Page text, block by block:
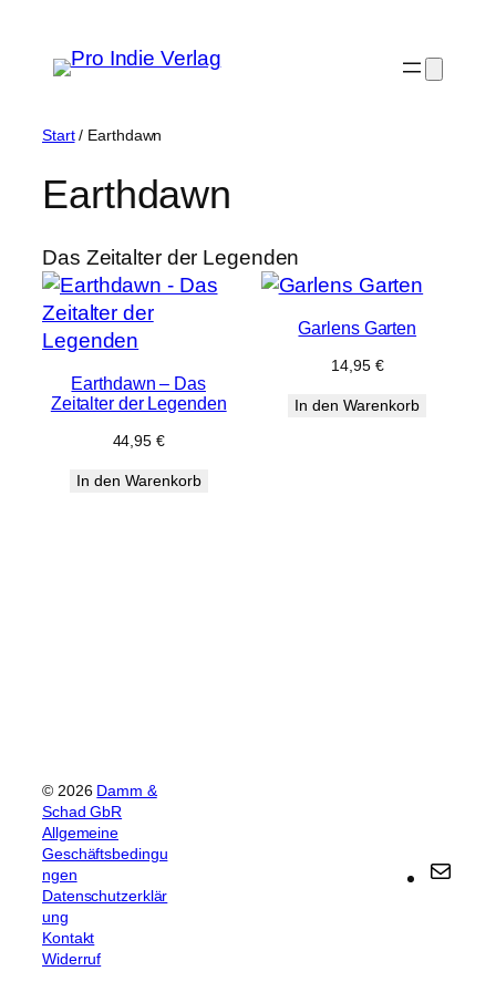
springen
Start/ Earthdawn
Earthdawn
Das Zeitalter der Legenden
Earthdawn – Das
Zeitalter der Legenden
44,95 €
In den Warenkorb
Garlens Garten
14,95 €
In den Warenkorb
© 2026 Damm &
Schad GbR
Allgemeine
Geschäftsbedingu
ngen
Datenschutzerklär
ung
Kontakt
Widerruf